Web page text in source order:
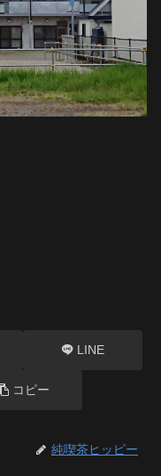
LINE
コピー
純喫茶ヒッピー